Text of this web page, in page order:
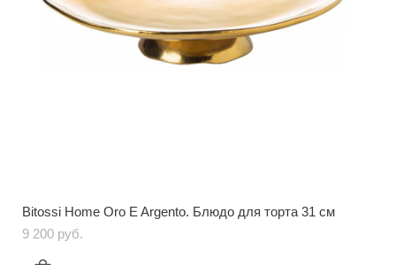
Bitossi Home Oro E Argento. Блюдо для торта 31 см
9 200 pуб.